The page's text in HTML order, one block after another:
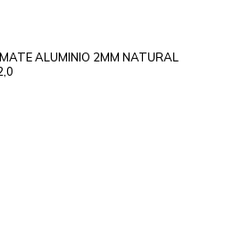
ALUMINIO 2MM NATURAL